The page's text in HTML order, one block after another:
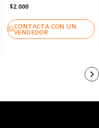
$2.000
CONTACTA CON UN
VENDEDOR